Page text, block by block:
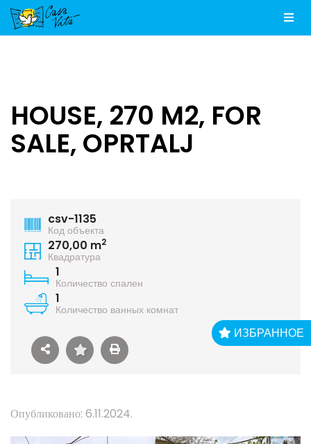
ИЗБРАННОЕ
HOUSE, 270 M2, FOR
SALE, OPRTALJ
csv-1135
Код объекта
270,00 m2
Квадратура
1
Количество спален
1
Количество ванных комнат
Опубликовано: 6.11.2024.